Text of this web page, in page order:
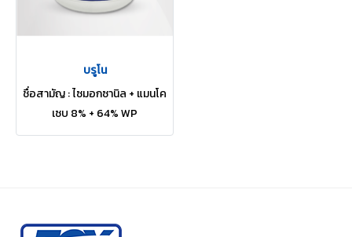
บรูโน
ชื่อสามัญ : ไซมอกซานิล + แมนโค
เซบ 8% + 64% WP